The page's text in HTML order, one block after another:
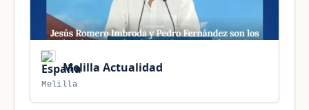
Melilla Actualidad
Melilla